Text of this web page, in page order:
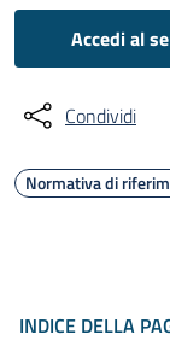
Accedi al
Condividi
Normativa di
INDICE DELLA